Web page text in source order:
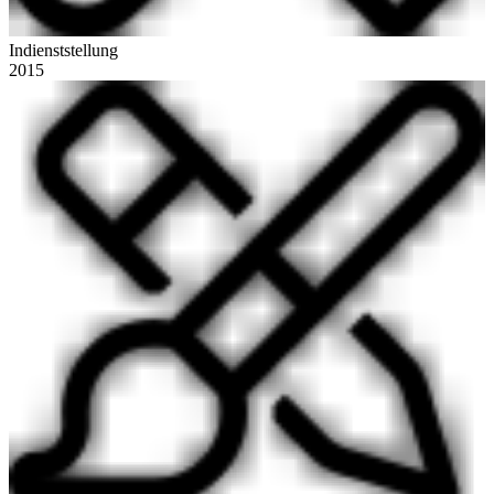
Indienststellung
2015